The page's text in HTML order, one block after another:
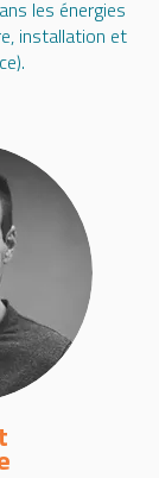
les énergies
installation et